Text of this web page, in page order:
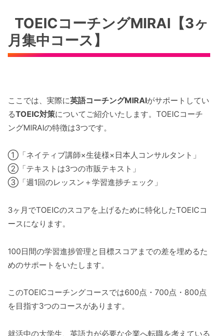
TOEICコーチングMIRAI【3ヶ
月集中コース】
ここでは、実際に英語コーチングMIRAIがサポートしてい
るTOEIC対策についてご紹介いたします。TOEICコーチ
ングMIRAIの特徴は3つです。
①「ネイティブ講師×生徒様×日本人コンサルタント」
②「テキストは3つの市販テキスト」
③「週1回のレッスン＋学習進捗チェック」
3ヶ月でTOEICのスコアを上げるために特化したTOEICコ
ースになります。
100日間の学習進捗管理と目標スコアまでの差を埋めるた
めのサポートをいたします。
このTOEICコーチングコースでは600点・700点・800点
を目指す3つのコースがあります。
就活中の大学生、英語力が必要な企業へ転職を考えている